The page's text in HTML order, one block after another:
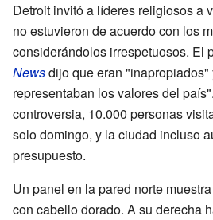
Detroit invitó a líderes religiosos a
no estuvieron de acuerdo con los
considerándolos irrespetuosos. El
Newsdijo que eran "inapropiados"
representaban los valores del
controversia, 10.000 personas
solo domingo, y la ciudad incluso
presupuesto.
Un panel en la pared norte
con cabello dorado. A su derecha